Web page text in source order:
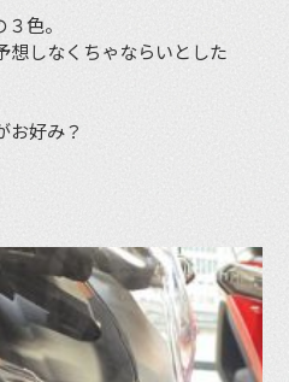
色。
想しなくちゃならいとした
お好み？